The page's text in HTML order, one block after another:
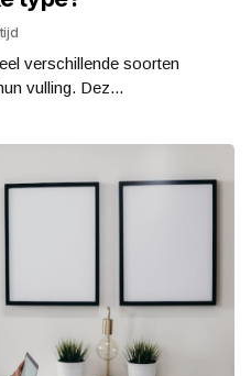
verschillende soorten
vulling. Dez...